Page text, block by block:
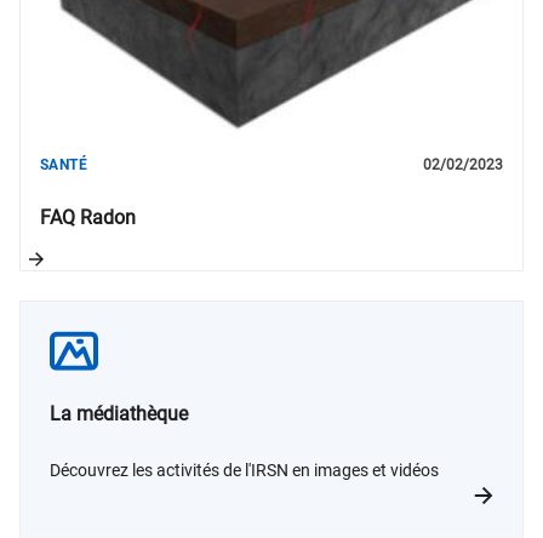
FAQ Radon
SANTÉ 02/02/2023
La médiathèque
Découvrez les activités de l'IRSN en images et vidéos